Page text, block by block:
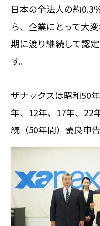
日本の全法人の約0.3
ら、企業にとって大
期に渡り継続して認
す。
ザナックスは昭和50
年、12年、17年、22
続（50年間）優良申